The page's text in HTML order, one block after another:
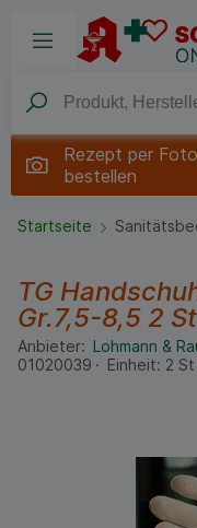
Rezept per Foto
bestellen
Startseite
TG
Gr.7,5-8,5 2 St
Anbieter: Lohmann &
01020039
Einheit: 2 St